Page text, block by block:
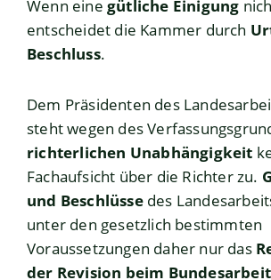
Wenn eine gütliche Einigung
entscheidet die Kammer durch
Beschluss.
Dem Präsidenten des
steht wegen des
richterlichen Unabhängigkeit
Fachaufsicht über die Richter zu.
und Beschlüssedes
unter den gesetzlich bestimmten
Voraussetzungen daher nur das
der Revision beim